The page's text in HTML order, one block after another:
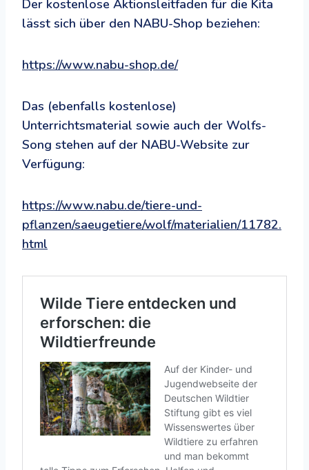
Der kostenlose Aktionsleitfaden für die Kita
lässt sich über den NABU-Shop beziehen:
https://www.nabu-shop.de/
Das (ebenfalls kostenlose)
Unterrichtsmaterial sowie auch der Wolfs-
Song stehen auf der NABU-Website zur
Verfügung:
https://www.nabu.de/tiere-und-
pflanzen/saeugetiere/wolf/materialien/11782.
html